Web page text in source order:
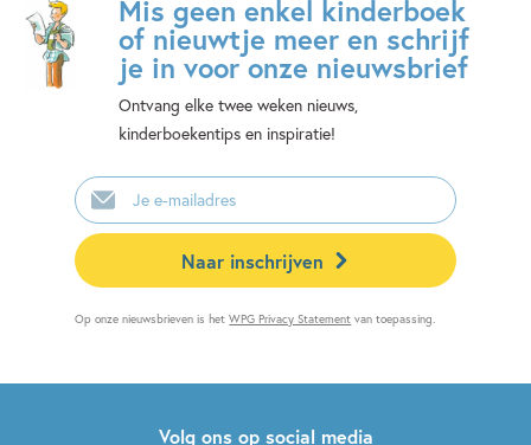
Mis geen enkel kinderboek
of nieuwtje meer en schrijf
je in voor onze nieuwsbrief
Ontvang elke twee weken nieuws,
kinderboekentips en inspiratie!
E-
mailadres
Naar inschrijven
Op onze nieuwsbrieven is hetWPG Privacy Statement van toepassing.
Volg ons op social media